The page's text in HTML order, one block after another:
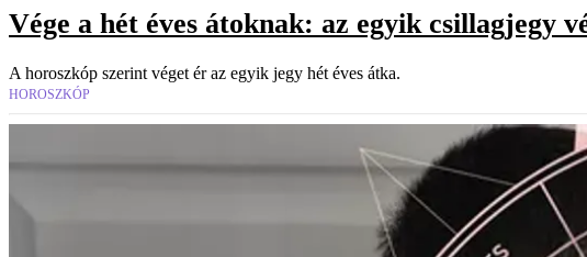
Vége a hét éves átoknak: az egyik csillagjegy
A horoszkóp szerint véget ér az egyik jegy hét éves átka.
HOROSZKÓP